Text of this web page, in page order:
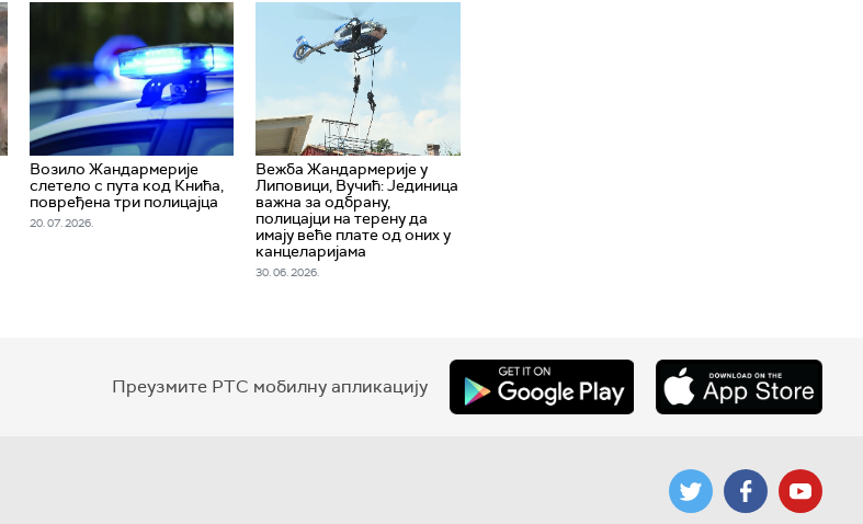
Возило Жандармерије
слетело с пута код Кнића,
повређена три полицајца
20. 07. 2026.
Вежба Жандармерије у
Липовици, Вучић: Јединица
важна за одбрану,
полицајци на терену да
имају веће плате од оних у
канцеларијама
30. 06. 2026.
Преузмите РТС мобилну апликацију